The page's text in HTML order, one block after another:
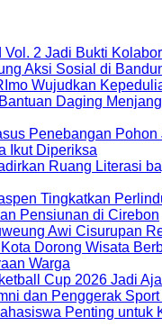
Vol. 2 Jadi Bukti
Aksi Sosial di
Wujudkan
Daging
Penebangan Pohon
Ikut Diperiksa
Ruang Literasi
Tingkatkan
Pensiunan di Cirebon
Awi Cisurupan
Dorong Wisata
Warga
Cup 2026 Jadi
dan Penggerak Sport
Penting untuk